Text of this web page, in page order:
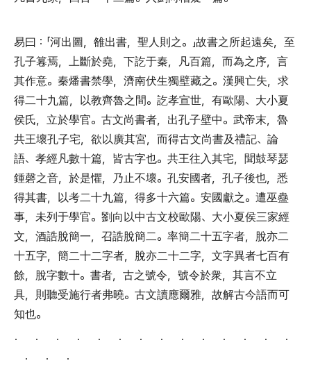
易曰 ：「河出圖， 雒出書， 聖人則之。」故書之所起遠矣， 至
孔子篹焉， 上斷於堯， 下訖于秦， 凡百篇， 而為之序， 言
其作意。 秦燔書禁學， 濟南伏生獨壁藏之。 漢興亡失， 求
得二十九篇， 以教齊魯之間。 訖孝宣世， 有歐陽、 大小夏
侯氏， 立於學官。 古文尚書者， 出孔子壁中。 武帝末， 魯
共王壞孔子宅， 欲以廣其宮， 而得古文尚書及禮記、 論
語、 孝經凡數十篇， 皆古字也。 共王往入其宅， 聞鼓琴瑟
鍾磬之音， 於是懼， 乃止不壞。 孔安國者， 孔子後也， 悉
得其書， 以考二十九篇， 得多十六篇。 安國獻之。 遭巫蠱
事， 未列于學官。 劉向以中古文校歐陽、 大小夏侯三家經
文， 酒誥脫簡一， 召誥脫簡二。 率簡二十五字者， 脫亦二
十五字， 簡二十二字者， 脫亦二十二字， 文字異者七百有
餘， 脫字數十。 書者， 古之號令， 號令於衆， 其言不立
具， 則聽受施行者弗曉。 古文讀應爾雅， 故解古今語而可
知也。
． ． ． ． ． ． ． ． ． ． ． ． ． ．
． ． ．